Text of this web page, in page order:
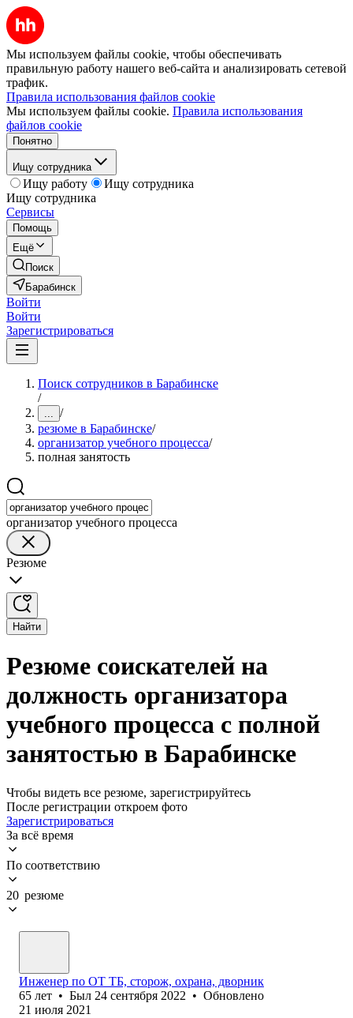
Мы используем файлы cookie, чтобы обеспечивать
правильную работу нашего веб-сайта и анализировать сетевой
трафик.
Правила использования файлов cookie
Мы используем файлы cookie. Правила использования
файлов cookie
Понятно
Ищу сотрудника
Ищу работу
Ищу сотрудника
Ищу сотрудника
Сервисы
Помощь
Ещё
Поиск
Барабинск
Войти
Войти
Зарегистрироваться
Поиск сотрудников в Барабинске
/
... /
резюме в Барабинске/
организатор учебного процесса/
полная занятость
организатор учебного процесса
Резюме
Найти
Резюме соискателей на
должность организатора
учебного процесса с полной
занятостью в Барабинске
Чтобы видеть все резюме, зарегистрируйтесь
После регистрации откроем фото
Зарегистрироваться
За всё время
По соответствию
20 резюме
Инженер по ОТ ТБ, сторож, охрана, дворник
65 лет • Был 24 сентября 2022 • Обновлено
21 июля 2021